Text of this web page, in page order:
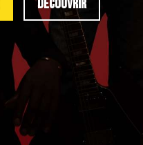
DÉCOUVRIR